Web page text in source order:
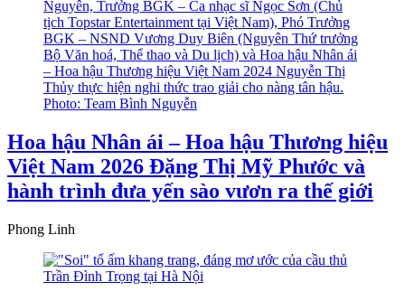
Hoa hậu Nhân ái – Hoa hậu Thương hiệu
Việt Nam 2026 Đặng Thị Mỹ Phước và
hành trình đưa yến sào vươn ra thế giới
Phong Linh